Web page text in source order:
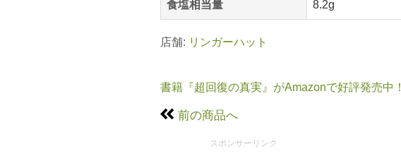
食塩相当量 8.2g
店舗: リンガーハット
書籍『超回復の真実』がAmazonで好評発売中！
前の商品へ
スポンサーリンク